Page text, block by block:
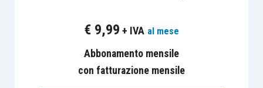
€ 9,99 + IVA al mese
Abbonamento mensile
con fatturazione mensile